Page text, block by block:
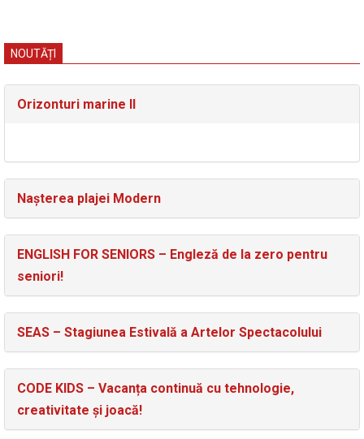
NOUTĂȚI
Orizonturi marine II
Nașterea plajei Modern
ENGLISH FOR SENIORS – Engleză de la zero pentru
seniori!
SEAS – Stagiunea Estivală a Artelor Spectacolului
CODE KIDS – Vacanța continuă cu tehnologie,
creativitate și joacă!